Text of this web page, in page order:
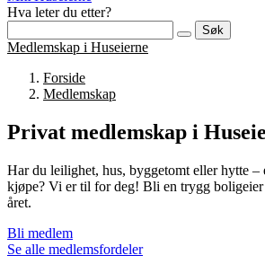
Hva leter du etter?
Søk
Medlemskap i Huseierne
Forside
Medlemskap
Privat medlemskap i
Har du leilighet, hus, byggetomt eller hytte –
kjøpe? Vi er til for deg! Bli en trygg
året.
Bli medlem
Se alle medlemsfordeler